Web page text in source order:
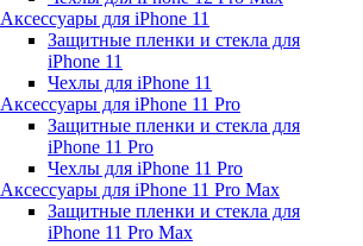
Аксессуары для iPhone 11
Защитные пленки и стекла для
iPhone 11
Чехлы для iPhone 11
Аксессуары для iPhone 11 Pro
Защитные пленки и стекла для
iPhone 11 Pro
Чехлы для iPhone 11 Pro
Аксессуары для iPhone 11 Pro Max
Защитные пленки и стекла для
iPhone 11 Pro Max